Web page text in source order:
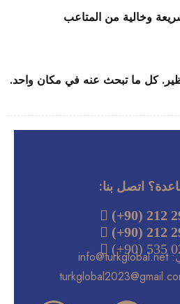
وخالية من المتاعب
كل ما تبحث عنه في مكان واحد.
اتصل بنا:
 (+90) 212
(+90) 212
 (+90) 535
info@turkglobal.net